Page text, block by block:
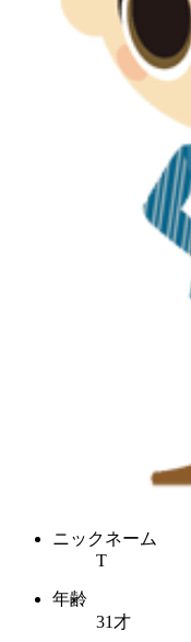
ニックネーム
T
年齢
31才